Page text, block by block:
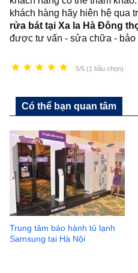
khách hàng hãy hiên hệ qua
rửa bát tại Xa la Hà Đông
được tư vấn - sửa chữa -
5/5 (1 bầu chọn)
Có thể bạn quan tâm
Trung tâm bảo hành tủ lạnh
Samsung tại Hà Nội